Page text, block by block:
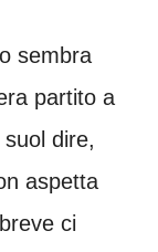
sembra
partito a
dire,
aspetta
ci